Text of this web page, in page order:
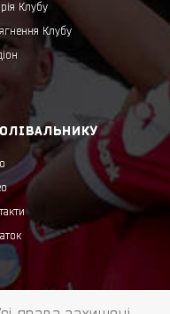
Клубу
Клубу